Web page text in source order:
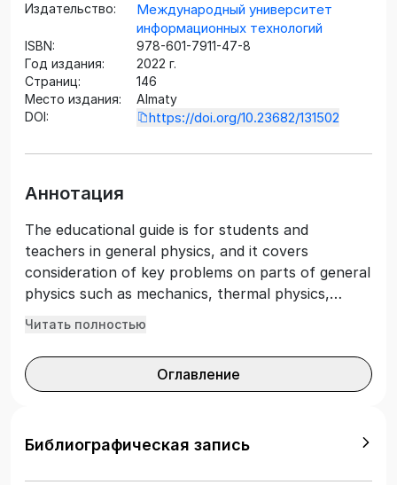
Издательство:
Международный университет
информационных технологий
ISBN:
978-601-7911-47-8
Год издания:
2022 г.
Страниц:
146
Место издания:
Almaty
DOI:
https://doi.org/10.23682/131502
Аннотация
The educational guide is for students and
teachers in general physics, and it covers
consideration of key problems on parts of general
physics such as mechanics, thermal physics,
electricity, magnetism, optics, relativity, and
bachelor students of IT majors studying general
physics. The educational manual corresponds to
Читать полностью
Оглавление
Библиографическая запись